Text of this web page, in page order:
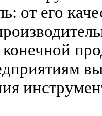
от его
конечной